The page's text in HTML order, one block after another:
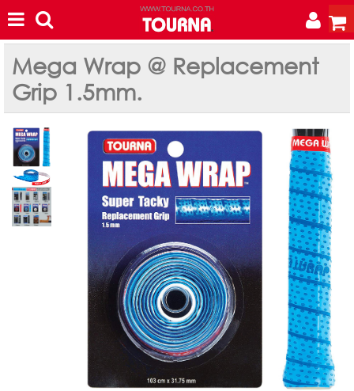
Mega Wrap @ Replacement
Grip 1.5mm.